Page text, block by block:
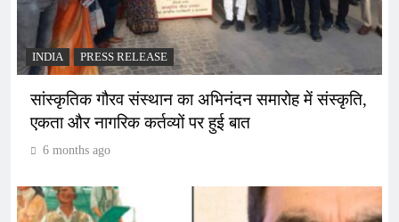
INDIA PRESS RELEASE
सांस्कृतिक गौरव संस्थान का अभिनंदन समारोह में संस्कृति,
एकता और नागरिक कर्तव्यों पर हुई बात
6 months ago